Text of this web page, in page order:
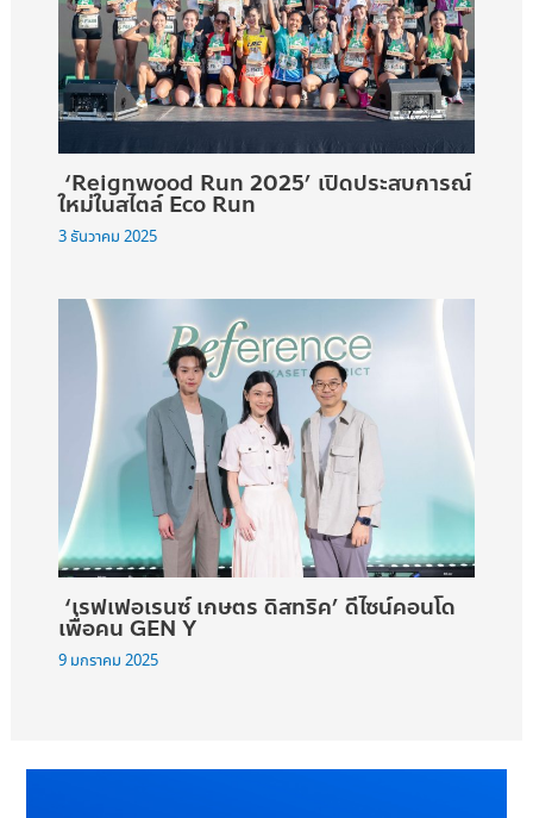
‘Reignwood Run 2025’ เปิดประสบการณ์
ใหม่ในสไตล์ Eco Run
3 ธันวาคม 2025
‘เรฟเฟอเรนซ์ เกษตร ดิสทริค’ ดีไซน์คอนโด
เพื่อคน GEN Y
9 มกราคม 2025